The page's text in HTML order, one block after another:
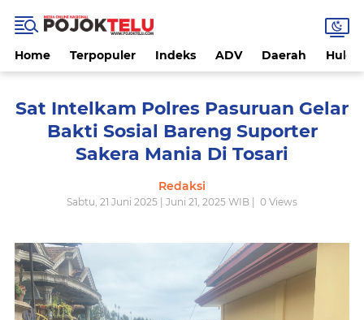
Home Terpopuler Indeks ADV Daerah
Sat Intelkam Polres Pasuruan Gelar
Bakti Sosial Bareng Suporter
Sakera Mania Di Tosari
Redaksi
Sabtu, 21 Juni 2025 | Juni 21, 2025 WIB | 0 Views